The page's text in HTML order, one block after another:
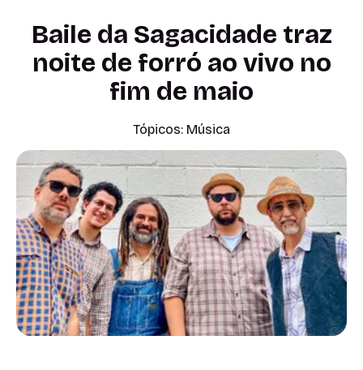
Baile da Sagacidade traz
noite de forró ao vivo no
fim de maio
Tópicos: Música